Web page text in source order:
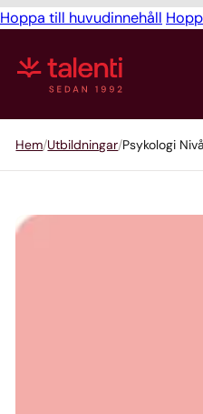
Hoppa till huvudinnehåll
Hem Utbildningar Psykologi